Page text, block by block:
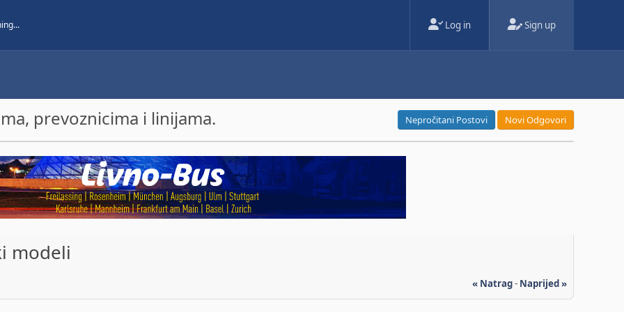
Log in Sign up
prevoznicima i linijama. Nepročitani Postovi Novi Odgovori
modeli
« Natrag- Naprijed »